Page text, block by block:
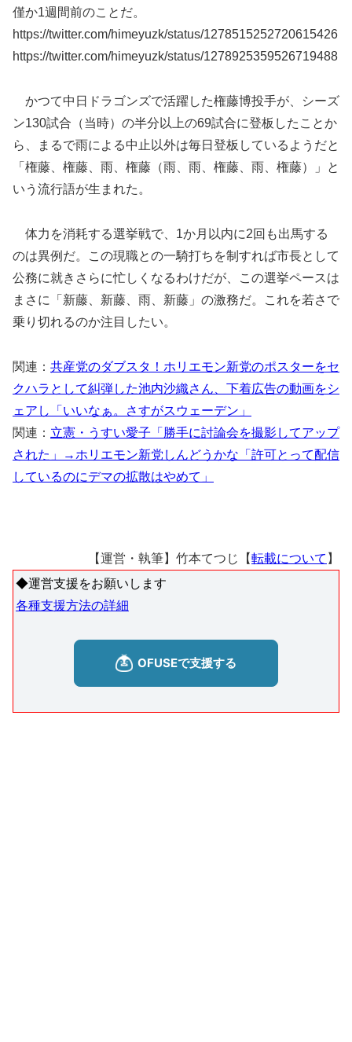
僅か1週間前のことだ。
https://twitter.com/himeyuzk/status/1278515252720615426
https://twitter.com/himeyuzk/status/1278925359526719488
かつて中日ドラゴンズで活躍した権藤博投手が、シーズ
ン130試合（当時）の半分以上の69試合に登板したことか
ら、まるで雨による中止以外は毎日登板しているようだと
「権藤、権藤、雨、権藤（雨、雨、権藤、雨、権藤）」と
いう流行語が生まれた。
体力を消耗する選挙戦で、1か月以内に2回も出馬する
のは異例だ。この現職との一騎打ちを制すれば市長として
公務に就きさらに忙しくなるわけだが、この選挙ペースは
まさに「新藤、新藤、雨、新藤」の激務だ。これを若さで
乗り切れるのか注目したい。
関連： 共産党のダブスタ！ホリエモン新党のポスターをセ
クハラとして糾弾した池内沙織さん、下着広告の動画をシ
ェアし「いいなぁ。さすがスウェーデン」
関連： 立憲・うすい愛子「勝手に討論会を撮影してアップ
された」→ホリエモン新党しんどうかな「許可とって配信
しているのにデマの拡散はやめて」
【運営・執筆】竹本てつじ【転載について 】
◆運営支援をお願いします
各種支援方法の詳細